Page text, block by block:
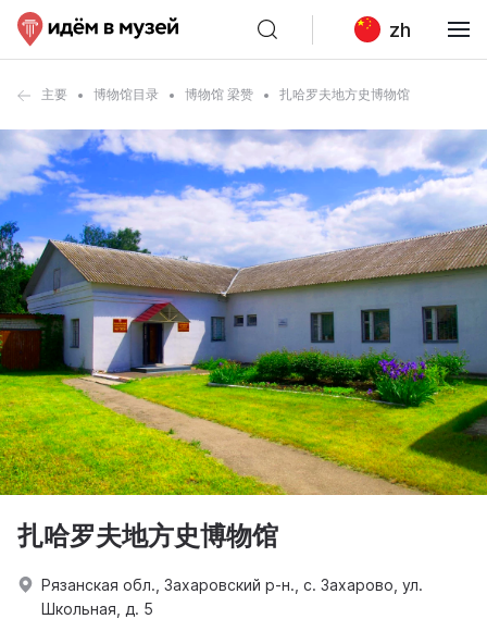
zh
主要 博物馆目录 博物馆 梁赞 扎哈罗夫地方史博物馆
扎哈罗夫地方史博物馆
Рязанская обл., Захаровский р-н., с. Захарово, ул.
Школьная, д. 5